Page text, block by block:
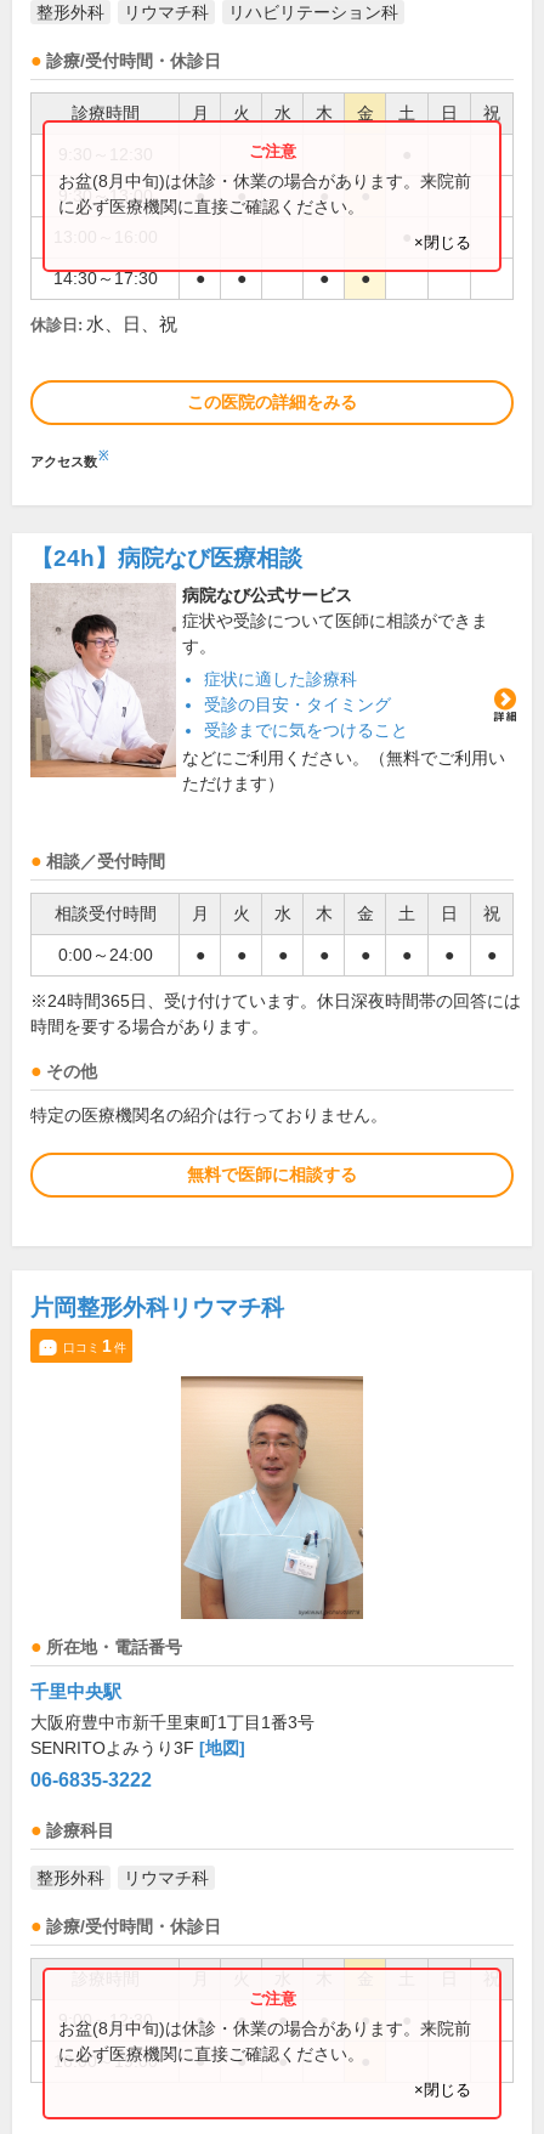
整形外科 リウマチ科 リハビリテーション科
診療/受付時間・休診日
診療時間 月 火 水 木 金 土 日 祝
9:30～13:00 ● ● ● ●
14:30～17:30 ● ● ● ●
お盆(8月中旬)は休診・休業の場合があります。来院前
に必ず医療機関に直接ご確認ください。
×閉じる
休診日: 水、日、祝
この医院の詳細をみる
アクセス数※
【24h】 病院なび医療相談
病院なび公式サービス
症状や受診について医師に相談ができま
す。
症状に適した診療科
受診の目安・タイミング
受診までに気をつけること
などにご利用ください。（無料でご利用い
ただけます）
相談／受付時間
相談受付時間 月 火 水 木 金 土 日 祝
0:00～24:00 ● ● ● ● ● ● ● ●
※24時間365日、受け付けています。休日深夜時間帯の回答には
時間を要する場合があります。
その他
特定の医療機関名の紹介は行っておりません。
無料で医師に相談する
片岡整形外科リウマチ科
口コミ 1件
所在地・電話番号
千里中央駅
大阪府豊中市新千里東町1丁目1番3号
SENRITOよみうり3F [地図]
06-6835-3222
診療科目
整形外科 リウマチ科
診療/受付時間・休診日
祝
9:00～12:30 ● ● ● ● ●
16:00～19:00 ● ● ●
お盆(8月中旬)は休診・休業の場合があります。来院前
に必ず医療機関に直接ご確認ください。
×閉じる